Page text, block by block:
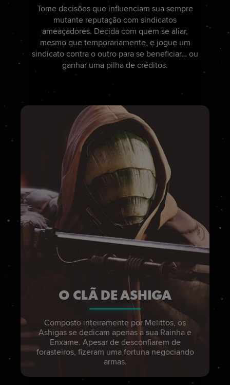
Tome decisões que influenciam sua sempre
mutante reputação com sindicatos
ameaçadores. Decida com quem se aliar,
mesmo que temporariamente, e jogue um
sindicato contra o outro para se beneficiar… ou
ganhar uma pilha de créditos.
O CLÃ DE ASHIGA
Composto inteiramente por Melittos, os
Ashigas se dedicam apenas a sua Rainha e
Enxame. Apesar de desconfiarem de
forasteiros, fizeram uma fortuna negociando
armas.